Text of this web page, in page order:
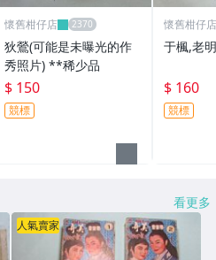
懷舊柑仔店
狄鶯(可能是未曝光的作
秀照片) **稀少品
$ 150
競標
懷舊柑仔店
于楓,老
$ 160
競標
看更多
人氣賣家